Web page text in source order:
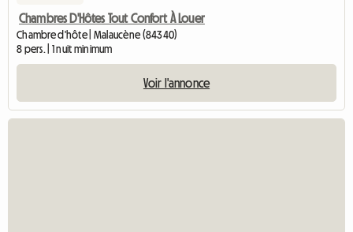
Chambres D'Hôtes Tout Confort À Louer
Chambre d'hôte | Malaucène (84340)
8 pers. | 1 nuit minimum
Voir l'annonce